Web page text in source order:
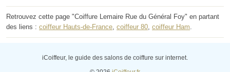
Retrouvez cette page "Coiffure Lemaire Rue du Général Foy" en partant
des liens : coiffeur Hauts-de-France, coiffeur 80, coiffeur Ham.
iCoiffeur, le guide des salons de coiffure sur internet.